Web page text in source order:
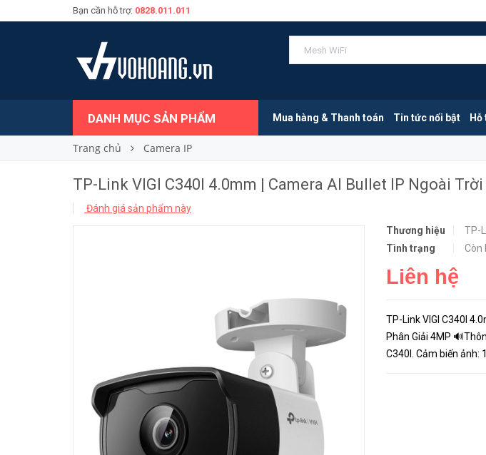
Bạn cần hỗ trợ: 0828.011.011
DANH MỤC SẢN PHẨM Mua hàng & Thanh toán Tin tức nổi bật
Trang chủ Camera IP
TP-Link VIGI C340I 4.0mm | Camera AI Bullet IP Ngoài
Đánh giá sản phẩm này
Thương hiệu
TP-
Tình trạng
Còn
Liên hệ
TP-Link VIGI C340I
Phân Giải 4MP 🔊Thông tin sản
C340I. Cảm biến ảnh: